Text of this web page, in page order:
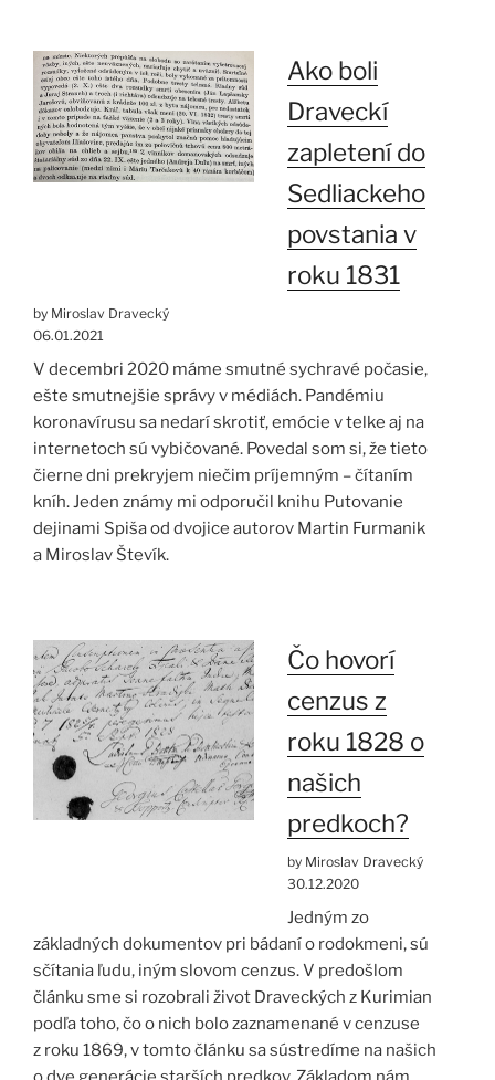
Ako boli
Draveckí
zapletení do
Sedliackeho
povstania v
roku 1831
by Miroslav Dravecký
06.01.2021
V decembri 2020 máme smutné sychravé počasie,
ešte smutnejšie správy v médiách. Pandémiu
koronavírusu sa nedarí skrotiť, emócie v telke aj na
internetoch sú vybičované. Povedal som si, že tieto
čierne dni prekryjem niečim príjemným – čítaním
kníh. Jeden známy mi odporučil knihu Putovanie
dejinami Spiša od dvojice autorov Martin Furmanik
a Miroslav Števík.
Čo hovorí
cenzus z
roku 1828 o
našich
predkoch?
by Miroslav Dravecký
30.12.2020
Jedným zo
základných dokumentov pri bádaní o rodokmeni, sú
sčítania ľudu, iným slovom cenzus. V predošlom
článku sme si rozobrali život Draveckých z Kurimian
podľa toho, čo o nich bolo zaznamenané v cenzuse
z roku 1869, v tomto článku sa sústredíme na našich